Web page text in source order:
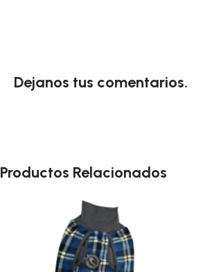
Dejanos tus comentarios.
Productos Relacionados